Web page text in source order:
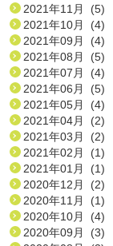
2021年11月 (5)
2021年10月 (4)
2021年09月 (4)
2021年08月 (5)
2021年07月 (4)
2021年06月 (5)
2021年05月 (4)
2021年04月 (2)
2021年03月 (2)
2021年02月 (1)
2021年01月 (1)
2020年12月 (2)
2020年11月 (1)
2020年10月 (4)
2020年09月 (3)